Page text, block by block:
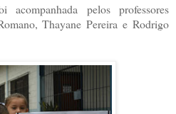
acompanhada pelos professores
Thayane Pereira e Rodrigo